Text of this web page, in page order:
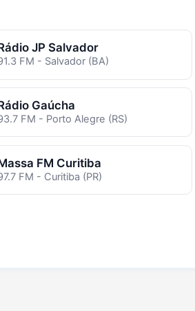
JP Salvador
FM - Salvador (BA)
Gaúcha
FM - Porto Alegre (RS)
FM Curitiba
FM - Curitiba (PR)